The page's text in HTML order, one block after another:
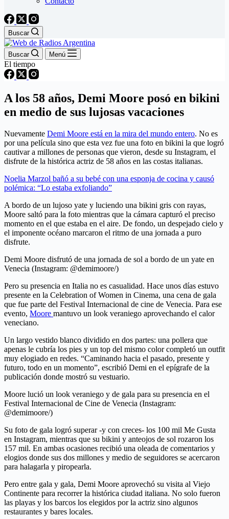
Buscar
Buscar Menú
El tiempo
A los 58 años, Demi Moore posó en bikini
en medio de sus lujosas vacaciones
Nuevamente Demi Moore está en la mira del mundo entero. No es
por una película sino que esta vez fue una foto en bikini la que logró
cautivar a millones de personas que vieron, desde su Instagram, el
disfrute de la histórica actriz de 58 años en las costas italianas.
Noelia Marzol bañó a su bebé con una esponja de cocina y causó
polémica: “Lo estaba exfoliando”
A bordo de un lujoso yate y luciendo una bikini gris con rayas,
Moore saltó para la foto mientras que la cámara capturó el preciso
momento en el que estaba en el aire. De fondo, un despejado cielo y
el imponente océano marcaron el ritmo de una jornada a puro
disfrute.
Demi Moore disfrutó de una jornada de sol a bordo de un yate en
Venecia (Instagram: @demimoore/)
Pero su presencia en Italia no es casualidad. Hace unos días estuvo
presente en la Celebration of Women in Cinema, una cena de gala
que fue parte del Festival Internacional de cine de Venecia. Para ese
evento, Moore mantuvo un look veraniego aprovechando el calor
veneciano.
Un largo vestido blanco dividido en dos partes: una pollera que
apenas le cubría los pies y un top del mismo color completó un outfit
muy elogiado en redes. “Caminando hacia el pasado, presente y
futuro, todo en un momento”, escribió Demi en el epígrafe de la
publicación donde mostró su vestuario.
Moore lució un look veraniego y de gala para su presencia en el
Festival Internacional de Cine de Venecia (Instagram:
@demimoore/)
Su foto de gala logró superar -y con creces- los 100 mil Me Gusta
en Instagram, mientras que su bikini y anteojos de sol rozaron los
157 mil. En ambas ocasiones recibió una oleada de comentarios y
elogios donde sus dos millones y medio de seguidores se acercaron
para halagarla y piropearla.
Pero entre gala y gala, Demi Moore aprovechó su visita al Viejo
Continente para recorrer la histórica ciudad italiana. No solo fueron
las playas y los barcos los elegidos por la actriz sino algunos
restaurantes y bares locales.